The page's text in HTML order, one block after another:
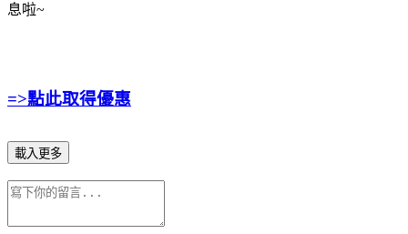
息啦~
=>點此取得優惠
載入更多